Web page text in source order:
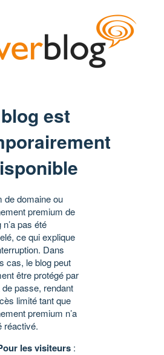
est
de domaine ou
premium de
pas été
ce qui explique
Dans
cas, le blog peut
être protégé par
de passe, rendant
limité tant que
premium n’a
réactivé.
les visiteurs :